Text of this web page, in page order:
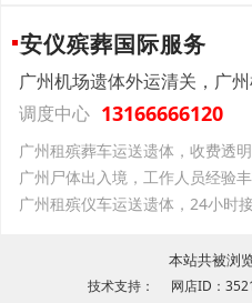
安仪殡葬国际服务
广州机场遗体外运清关，广
调度中心 13166666120
广州租殡葬车运送遗体，收费透
广州尸体出入境，工作人员经验
广州租殡仪车运送遗体，24小时
本站共被浏
技术支持： 网店ID：